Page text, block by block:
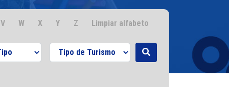
V W X Y Z Limpiar alfabeto